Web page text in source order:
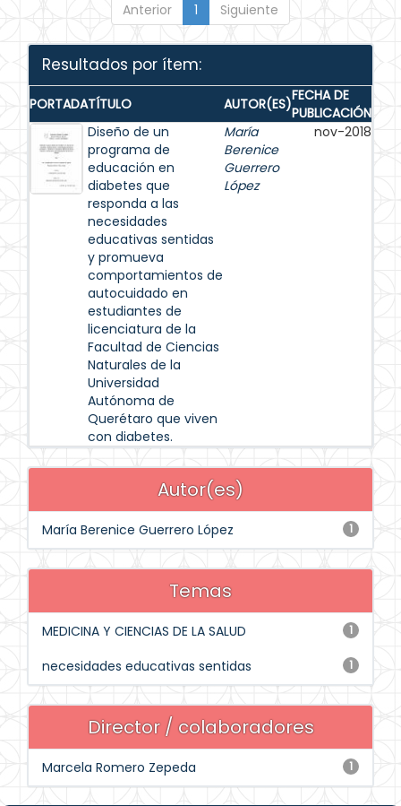
Anterior 1 Siguiente
Resultados por ítem:
PORTADATÍTULO AUTOR(ES)FECHA DE
PUBLICACIÓN
Diseño de un
programa de
educación en
diabetes que
responda a las
necesidades
educativas sentidas
y promueva
comportamientos de
autocuidado en
estudiantes de
licenciatura de la
Facultad de Ciencias
Naturales de la
Universidad
Autónoma de
Querétaro que viven
con diabetes.
María
Berenice
Guerrero
López
nov-2018
Autor(es)
1
María Berenice Guerrero López
Temas
1
MEDICINA Y CIENCIAS DE LA SALUD
1
necesidades educativas sentidas
Director / colaboradores
1
Marcela Romero Zepeda